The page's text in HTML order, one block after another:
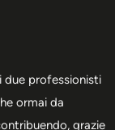
due professionisti
ormai da
grazie